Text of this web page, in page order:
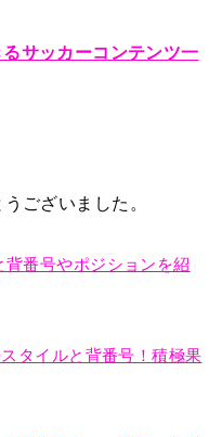
サッカーコンテンツ一
ございました。
番号やポジションを紹
タイルと背番号！積極果